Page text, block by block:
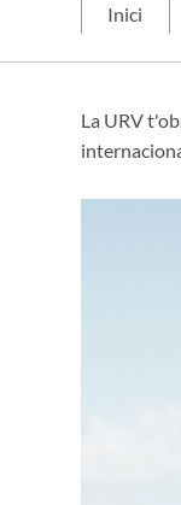
Inici
La URV